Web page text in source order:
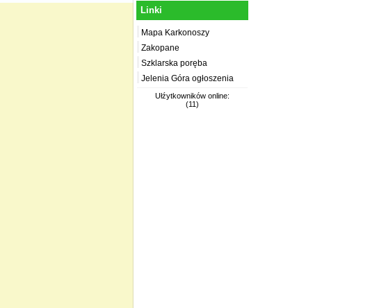
Linki
Mapa Karkonoszy
Zakopane
Szklarska poręba
Jelenia Góra ogłoszenia
Ułźytkowników online:
(11)